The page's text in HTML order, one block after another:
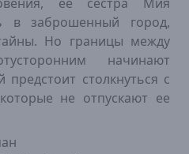
в заброшенный город,
Но границы между
начинают
столкнуться с
не отпускают ее